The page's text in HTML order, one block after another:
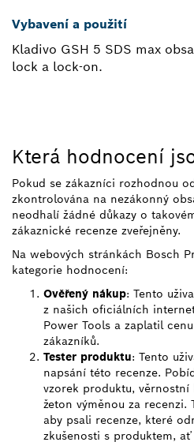
Vybavení a použití
Kladivo GSH 5 SDS max
lock a lock-on.
Která hodnocení
Pokud se zákazníci rozhodnou
zkontrolována na nezákonný
neodhalí žádné důkazy o
zákaznické recenze zveřejněny.
Na webových stránkách Bosch
kategorie hodnocení:
Ověřený nákup: Tento
z našich oficiálních
Power Tools a zaplatil
zákazníků.
Tester produktu: Tento
napsání této recenze.
vzorek produktu,
žeton výměnou za recenzi.
aby psali recenze, které
zkušenosti s produktem,